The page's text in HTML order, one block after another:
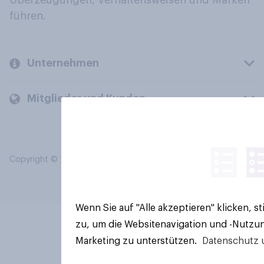
führen.
Unternehmen
Mitglieder und Kunden
Copyright © 2026 YouGov PLC. Alle Rechte vorbehalten.
Wenn Sie auf "Alle akzeptieren" klicken,
zu, um die Websitenavigation und -
Marketing zu unterstützen.
Datenschutz